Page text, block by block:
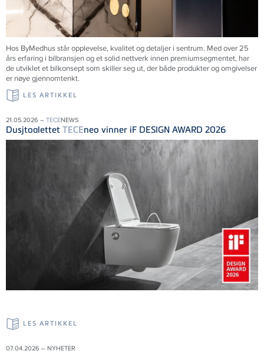
Hos ByMedhus står opplevelse, kvalitet og detaljer i sentrum. Med over 25
års erfaring i bilbransjen og et solid nettverk innen premiumsegmentet, har
de utviklet et bilkonsept som skiller seg ut, der både produkter og omgivelser
er nøye gjennomtenkt.
LES ARTIKKEL
21.05.2026 – TECENEWS
Dusjtoalettet TECEneo vinner iF DESIGN AWARD 2026
LES ARTIKKEL
07.04.2026 – NYHETER